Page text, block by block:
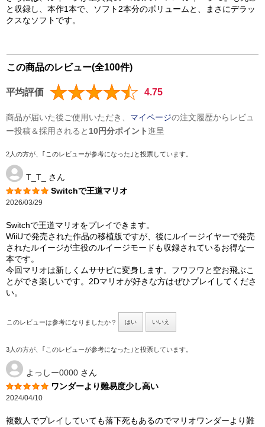
と収録し、本作1本で、ソフト2本分のボリュームと、まさにデラッ
クスなソフトです。
この商品のレビュー(全100件)
平均評価 4.75
商品が届いた後ご使用いただき、 マイページの注文履歴からレビュ
ー投稿＆採用されると 10円分ポイント進呈
2人の方が、｢このレビューが参考になった｣と投票しています。
T_T_
さん
Switchで王道マリオ
2026/03/29
Switchで王道マリオをプレイできます。
WiiUで発売された作品の移植版ですが、後にルイージイヤーで発売
されたルイージが主役のルイージモードも収録されているお得な一
本です。
今回マリオは新しくムササビに変身します。フワフワと空お飛ぶこ
とができ楽しいです。2Dマリオが好きな方はぜひプレイしてくださ
い。
このレビューは参考になりましたか？ はい いいえ
3人の方が、｢このレビューが参考になった｣と投票しています。
よっしー0000 さん
ワンダーより難易度少し高い
2024/04/10
複数人でプレイしていても落下死もあるのでマリオワンダーより難